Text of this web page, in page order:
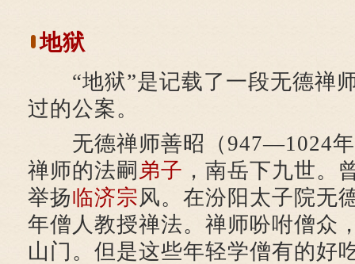
地狱
“地狱”是记载了一段无德禅
过的公案。
无德禅师善昭（947—1024年
禅师的法嗣 弟子 ，南岳下九世。
举扬临济宗风。在汾阳太子院无
年僧人教授禅法。禅师吩咐僧众
山门。但是这些年轻学僧有的好